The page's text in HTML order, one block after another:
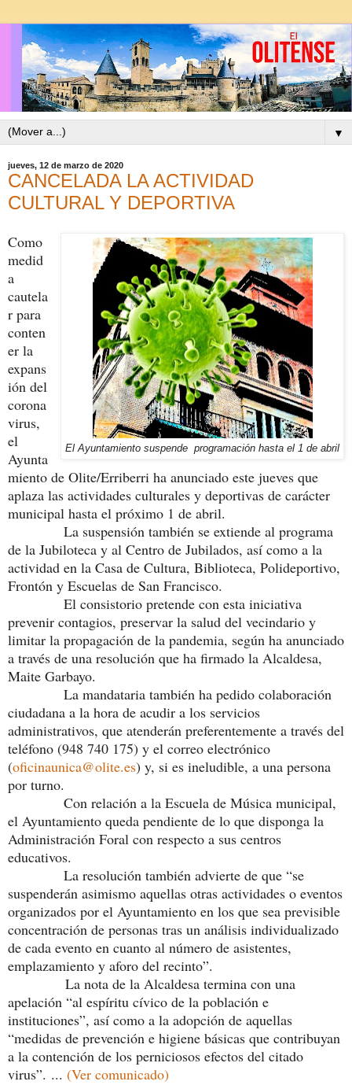
▼
jueves, 12 de marzo de 2020
CANCELADA LA ACTIVIDAD
CULTURAL Y DEPORTIVA
El Ayuntamiento suspende programación hasta el 1 de abril
Como
medid
a
cautela
r para
conten
er la
expans
ión del
corona
virus,
el
Ayunta
miento de Olite/Erriberri ha anunciado este jueves que
aplaza las actividades culturales y deportivas de carácter
municipal hasta el próximo 1 de abril.
La suspensión también se extiende al programa
de la Jubiloteca y al Centro de Jubilados, así como a la
actividad en la Casa de Cultura, Biblioteca, Polideportivo,
Frontón y Escuelas de San Francisco.
El consistorio pretende con esta iniciativa
prevenir contagios, preservar la salud del vecindario y
limitar la propagación de la pandemia, según ha anunciado
a través de una resolución que ha firmado la Alcaldesa,
Maite Garbayo.
La mandataria también ha pedido colaboración
ciudadana a la hora de acudir a los servicios
administrativos, que atenderán preferentemente a través del
teléfono (948 740 175) y el correo electrónico
(oficinaunica@olite.es) y, si es ineludible, a una persona
por turno.
Con relación a la Escuela de Música municipal,
el Ayuntamiento queda pendiente de lo que disponga la
Administración Foral con respecto a sus centros
educativos.
La resolución también advierte de que “se
suspenderán asimismo aquellas otras actividades o eventos
organizados por el Ayuntamiento en los que sea previsible
concentración de personas tras un análisis individualizado
de cada evento en cuanto al número de asistentes,
emplazamiento y aforo del recinto”.
La nota de la Alcaldesa termina con una
apelación “al espíritu cívico de la población e
instituciones”, así como a la adopción de aquellas
“medidas de prevención e higiene básicas que contribuyan
a la contención de los perniciosos efectos del citado
virus”. ... (Ver comunicado)